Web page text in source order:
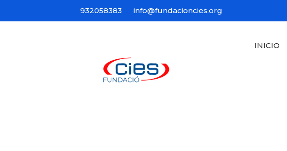
932058383 info@fundacioncies.org
INICIO